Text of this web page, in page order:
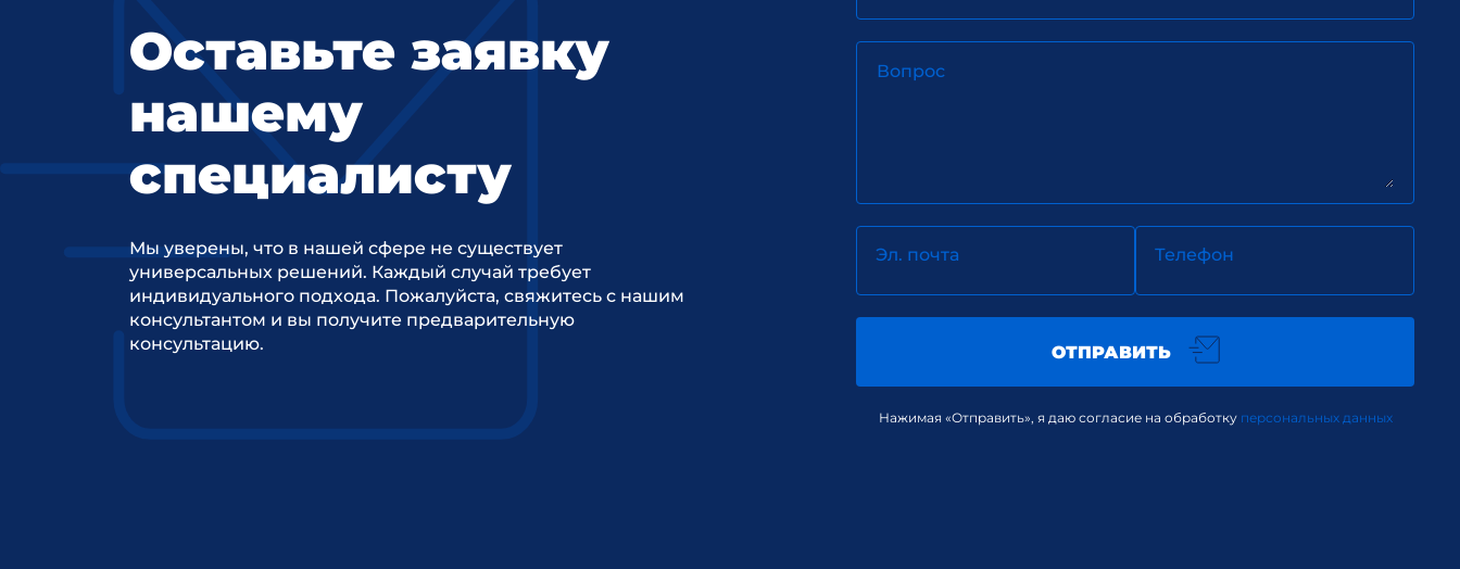
Оставьте заявку
нашему
специалисту
Мы уверены, что в нашей сфере не существует
универсальных решений. Каждый случай требует
индивидуального подхода. Пожалуйста, свяжитесь с нашим
консультантом и вы получите предварительную
консультацию.
Вопрос
Эл. почта Телефон
ОТПРАВИТЬ
Нажимая «Отправить», я даю согласие на обработку персональных данных